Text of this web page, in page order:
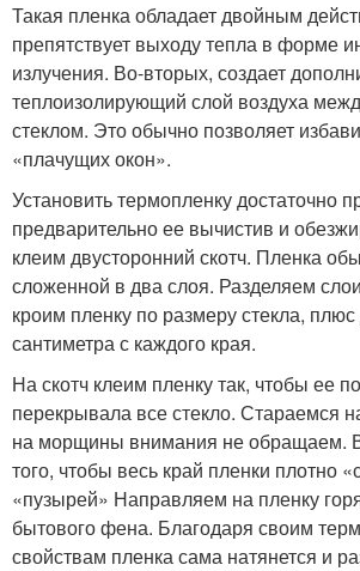
Такая пленка обладает двойным
препятствует выходу тепла в форме
излучения. Во-вторых, создает
теплоизолирующий слой воздуха
стеклом. Это обычно позволяет
«плачущих окон».
Установить термопленку достаточно
предварительно ее вычистив и
клеим двусторонний скотч. Пленка
сложенной в два слоя. Разделяем
кроим пленку по размеру стекла, плюс
сантиметра с каждого края.
На скотч клеим пленку так, чтобы ее
перекрывала все стекло. Стараемся
на морщины внимания не обращаем.
того, чтобы весь край пленки плотно
«пузырей» Направляем на пленку
бытового фена. Благодаря своим
свойствам пленка сама натянется и